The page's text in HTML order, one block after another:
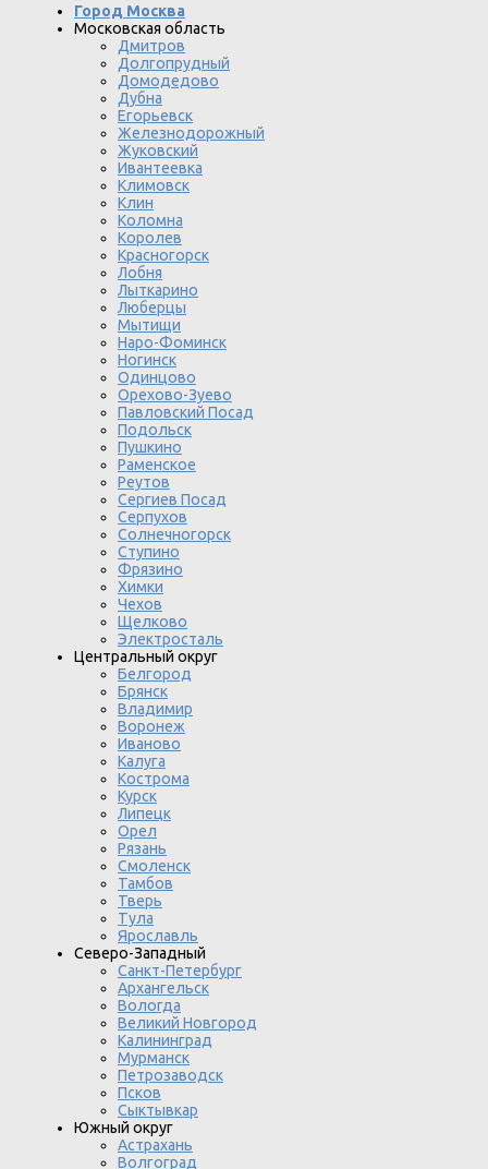
Город Москва
Московская область
Дмитров
Долгопрудный
Домодедово
Дубна
Егорьевск
Железнодорожный
Жуковский
Ивантеевка
Климовск
Клин
Коломна
Королев
Красногорск
Лобня
Лыткарино
Люберцы
Мытищи
Наро-Фоминск
Ногинск
Одинцово
Орехово-Зуево
Павловский Посад
Подольск
Пушкино
Раменское
Реутов
Сергиев Посад
Серпухов
Солнечногорск
Ступино
Фрязино
Химки
Чехов
Щелково
Электросталь
Центральный округ
Белгород
Брянск
Владимир
Воронеж
Иваново
Калуга
Кострома
Курск
Липецк
Орел
Рязань
Смоленск
Тамбов
Тверь
Тула
Ярославль
Северо-Западный
Санкт-Петербург
Архангельск
Вологда
Великий Новгород
Калининград
Мурманск
Петрозаводск
Псков
Сыктывкар
Южный округ
Астрахань
Волгоград